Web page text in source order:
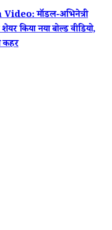
मॉडल-अभिनेत्री
किया नया बोल्ड वीडियो,
कहर